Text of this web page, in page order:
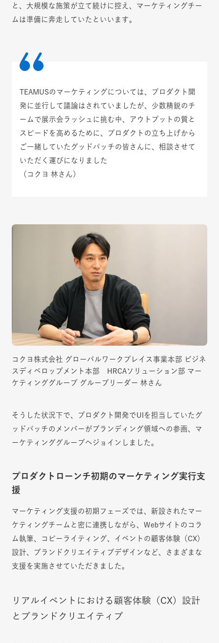
と、大規模な施策が立て続けに控え、マーケティングチー
ムは準備に奔走していたといいます。
TEAMUSのマーケティングについては、プロダクト開
発に並行して議論はされていましたが、少数精鋭のチ
ームで展示会ラッシュに挑む中、アウトプットの質と
スピードを高めるために、プロダクトの立ち上げから
ご一緒していたグッドパッチの皆さんに、相談させて
いただく運びになりました
（コクヨ 林さん）
コクヨ株式会社 グローバルワークプレイス事業本部 ビジネ
スディベロップメント本部 HRCAソリューション部 マー
ケティンググループ グループリーダー 林さん
そうした状況下で、プロダクト開発でUIを担当していたグ
ッドパッチのメンバーがブランディング領域への参画、マ
ーケティンググループへジョインしました。
プロダクトローンチ初期のマーケティング実行支
援
マーケティング支援の初期フェーズでは、新設されたマー
ケティングチームと密に連携しながら、Webサイトのコラ
ム執筆、コピーライティング、イベントの顧客体験（CX）
設計、ブランドクリエイティブデザインなど、さまざまな
支援を実施させていただきました。
リアルイベントにおける顧客体験（CX）設計
とブランドクリエイティブ